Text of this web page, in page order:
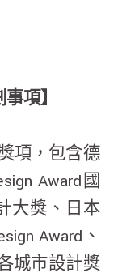
項】
項，包含德
Award國
大獎、日本
Award、
城市設計獎